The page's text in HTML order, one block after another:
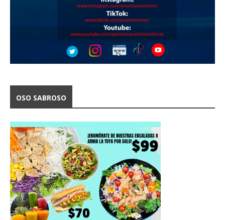
OSO SABROSO